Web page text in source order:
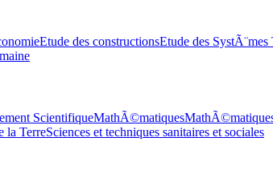
Etude des constructionsEtude des
ScientifiqueMathÃ©matiques
la TerreSciences et techniques sanitaires et sociales